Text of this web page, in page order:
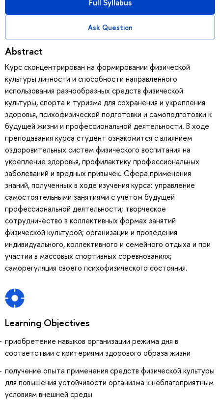
Full Syllabus
Ask Question
Abstract
Курс сконцентрирован на формировании физической
культуры личности и способности направленного
использования разнообразных средств физической
культуры, спорта и туризма для сохранения и укрепления
здоровья, психофизической подготовки и самоподготовки к
будущей жизни и профессиональной деятельности. В ходе
преподавания курса студент ознакомится с влиянием
оздоровительных систем физического воспитания на
укрепление здоровья, профилактику профессиональных
заболеваний и вредных привычек. Сфера применения
знаний, полученных в ходе изучения курса: управление
самостоятельными занятиями с учётом будущей
профессиональной деятельности; творческое
сотрудничество в коллективных формах занятий
физической культурой; организации и проведения
индивидуального, коллективного и семейного отдыха и при
участии в массовых спортивных соревнованиях;
саморегуляция своего психофизического состояния.
Learning Objectives
приобретение навыков организации режима дня в
соответствии с критериями здорового образа жизни
получение опыта применения средств физической культуры
для повышения устойчивости организма к неблагоприятным
условиям внешней среды